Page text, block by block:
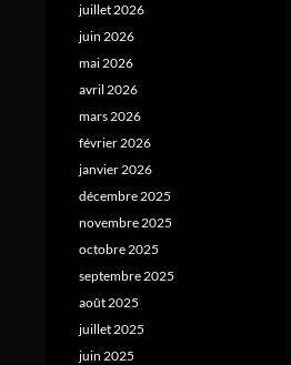
juillet 2026
juin 2026
mai 2026
avril 2026
mars 2026
février 2026
janvier 2026
décembre 2025
novembre 2025
octobre 2025
septembre 2025
août 2025
juillet 2025
juin 2025